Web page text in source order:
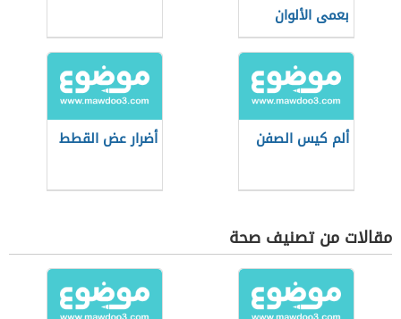
بعمى الألوان
ألم كيس الصفن أضرار عض القطط
مقالات من تصنيف صحة